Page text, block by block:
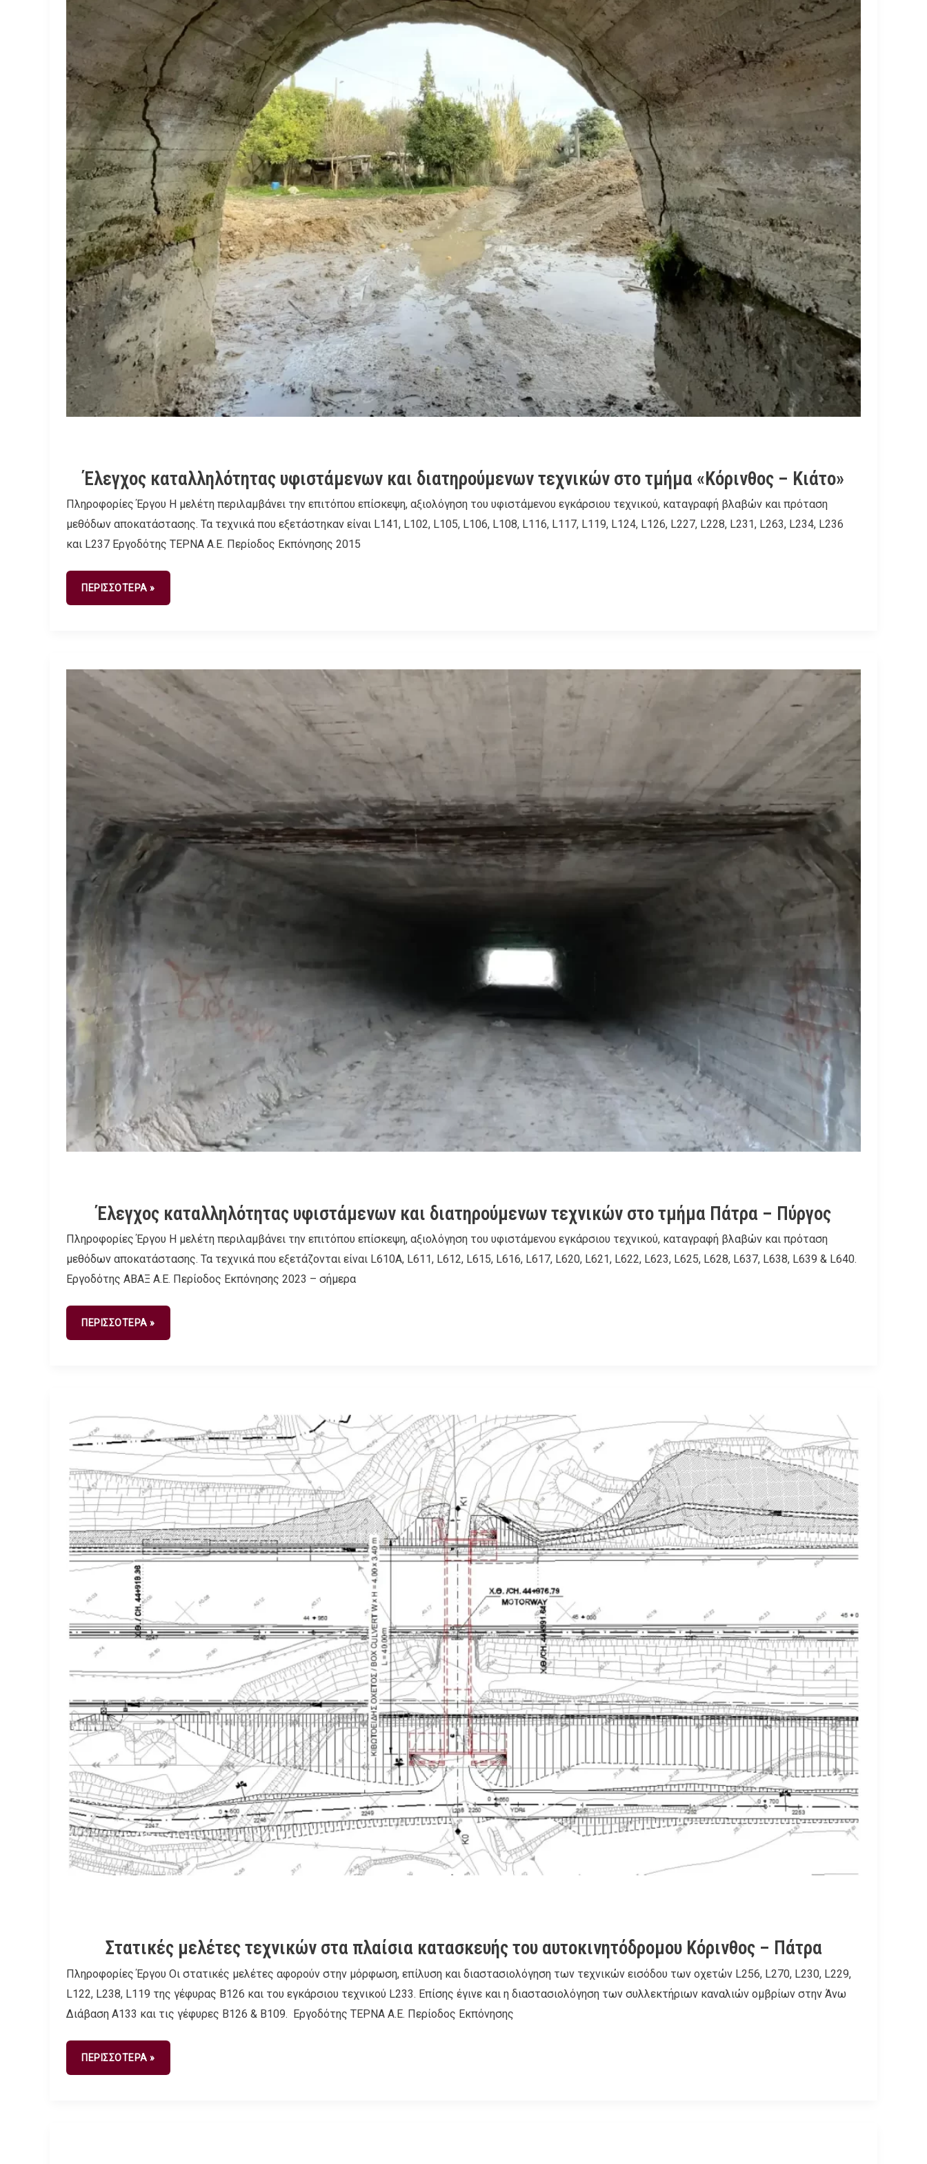
Έλεγχος καταλληλότητας υφιστάμενων και διατηρούμενων τεχνικών στο τμήμα «Κόρινθος – Κιάτο»
Πληροφορίες Έργου Η μελέτη περιλαμβάνει την επιτόπου επίσκεψη, αξιολόγηση του υφιστάμενου εγκάρσιου τεχνικού, καταγραφή βλαβών και πρόταση
μεθόδων αποκατάστασης. Τα τεχνικά που εξετάστηκαν είναι L141, L102, L105, L106, L108, L116, L117, L119, L124, L126, L227, L228, L231, L263, L234, L236
και L237 Εργοδότης ΤΕΡΝΑ Α.Ε. Περίοδος Εκπόνησης 2015
Τμήμα
ΠΕΡΙΣΣΟΤΕΡΑ »
Έλεγχος καταλληλότητας υφιστάμενων και διατηρούμενων τεχνικών στο τμήμα Πάτρα – Πύργος
Πληροφορίες Έργου Η μελέτη περιλαμβάνει την επιτόπου επίσκεψη, αξιολόγηση του υφιστάμενου εγκάρσιου τεχνικού, καταγραφή βλαβών και πρόταση
μεθόδων αποκατάστασης. Τα τεχνικά που εξετάζονται είναι L610A, L611, L612, L615, L616, L617, L620, L621, L622, L623, L625, L628, L637, L638, L639 & L640.
Εργοδότης ΑΒΑΞ Α.Ε. Περίοδος Εκπόνησης 2023 – σήμερα
Έλεγχος
Και
Διατηρούμενων
–
Πύργος
ΠΕΡΙΣΣΟΤΕΡΑ »
Στατικές μελέτες τεχνικών στα πλαίσια κατασκευής του αυτοκινητόδρομου Κόρινθος – Πάτρα
Πληροφορίες Έργου Οι στατικές μελέτες αφορούν στην μόρφωση, επίλυση και διαστασιολόγηση των τεχνικών εισόδου των οχετών L256, L270, L230, L229,
L122, L238, L119 της γέφυρας Β126 και του εγκάρσιου τεχνικού L233. Επίσης έγινε και η διαστασιολόγηση των συλλεκτήριων καναλιών ομβρίων στην Άνω
Διάβαση Α133 και τις γέφυρες B126 & B109. Εργοδότης ΤΕΡΝΑ Α.Ε. Περίοδος Εκπόνησης
Μελέτες
Τεχνικών
Στα
Πλαίσια
Κατασκευής
Αυτοκινητόδρομου
Κόρινθος
–
Πάτρα
ΠΕΡΙΣΣΟΤΕΡΑ »